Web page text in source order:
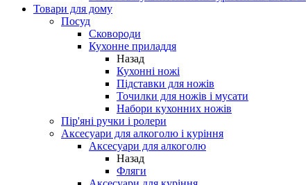
Товари для дому
Посуд
Сковороди
Кухонне приладдя
Назад
Кухонні ножі
Підставки для ножів
Точилки для ножів і мусати
Набори кухонних ножів
Пір'яні ручки і ролери
Аксесуари для алкоголю і куріння
Аксесуари для алкоголю
Назад
Фляги